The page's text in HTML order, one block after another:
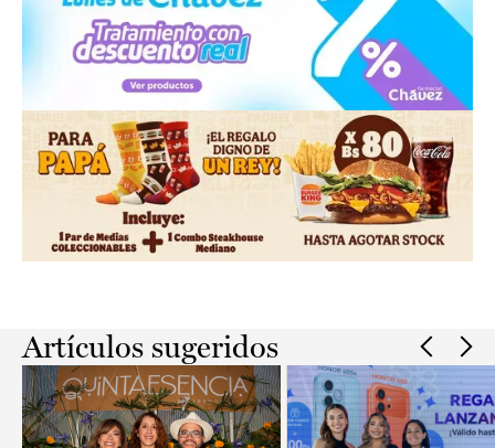
Artículos sugeridos